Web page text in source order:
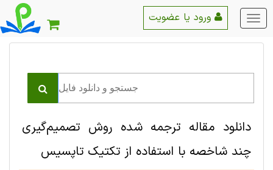
منو
اصلی
دانلود مقاله ترجمه شده روش تصمیم‌گیری
چند شاخصه با استفاده از تکتیک تاپسیس